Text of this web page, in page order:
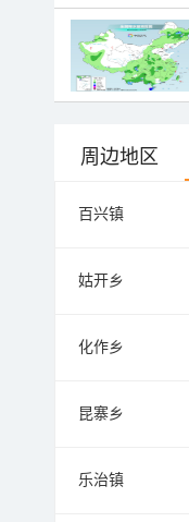
周边地区
百兴镇
姑开乡
化作乡
昆寨乡
乐治镇